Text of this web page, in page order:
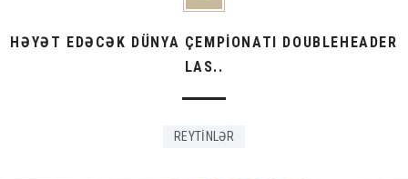
HƏYƏT EDƏCƏK DÜNYA ÇEMPİONATI DOUBLEHEADER
LAS..
REYTİNLƏR